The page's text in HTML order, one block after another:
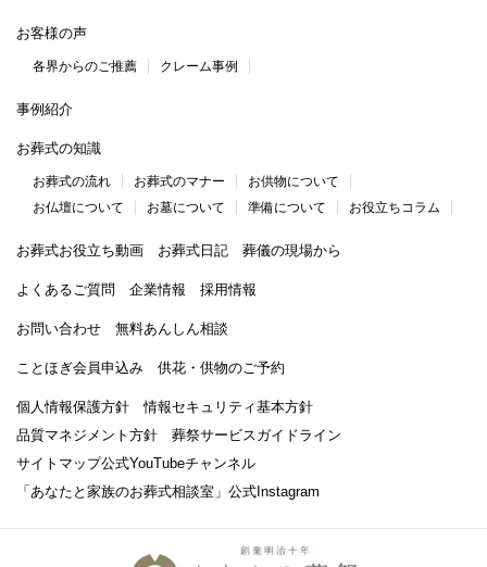
お客様の声
各界からのご推薦 クレーム事例
事例紹介
お葬式の知識
お葬式の流れ お葬式のマナー
お供物について
お仏壇について
お墓について 準備について お役立ちコラム
お葬式お役立ち動画 お葬式日記 葬儀の現場から
よくあるご質問 企業情報 採用情報
お問い合わせ 無料あんしん相談
ことほぎ会員申込み 供花・供物のご予約
個人情報保護方針
情報セキュリティ基本方針
品質マネジメント方針
葬祭サービスガイドライン
サイトマップ公式YouTubeチャンネル
「あなたと家族のお葬式相談室」 公式Instagram